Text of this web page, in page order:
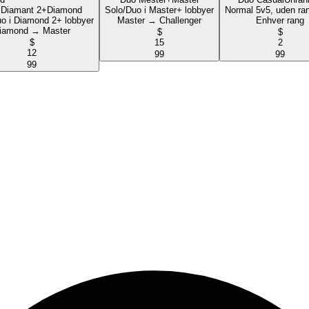
2+ Diamond
i Diamond 2+ lobbyer
→ Master
$
12
99
Solo/Duo i Master+ lobbyer
Master → Challenger
$
15
99
Normal 5v5, uden
Enhver rang
$
2
99